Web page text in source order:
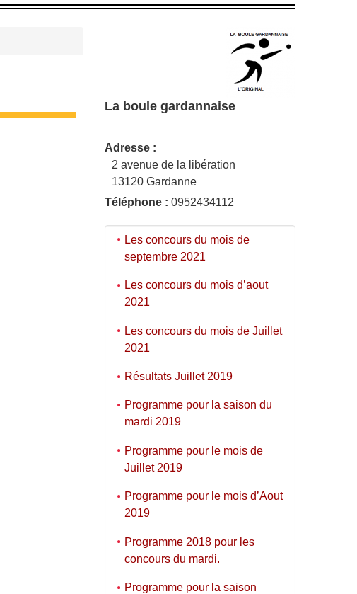
La boule gardannaise
Adresse :
2 avenue de la libération
13120 Gardanne
Téléphone : 0952434112
Les concours du mois de
septembre 2021
Les concours du mois d’aout
2021
Les concours du mois de Juillet
2021
Résultats Juillet 2019
Programme pour la saison du
mardi 2019
Programme pour le mois de
Juillet 2019
Programme pour le mois d’Aout
2019
Programme 2018 pour les
concours du mardi.
Programme pour la saison